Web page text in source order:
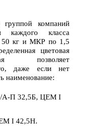
компаний
каждого класса
50 кг и МКР по 1,5
цветовая
позволяет
даже если нет
наименование:
А-П 32,5Б, ЦЕМ I
I 42,5Н.